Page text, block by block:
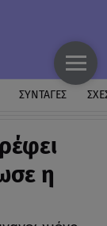
ΣΥΝΤΑΓΕΣ
η